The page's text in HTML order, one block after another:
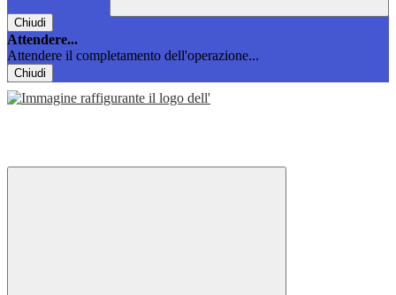
Chiudi
Attendere...
Attendere il completamento dell'operazione...
Chiudi